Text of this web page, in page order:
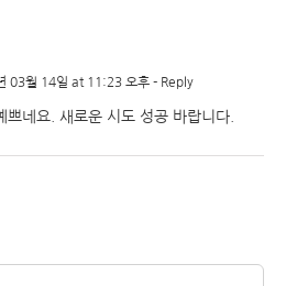
03월 14일 at 11:23 오후 - Reply
쁘네요. 새로운 시도 성공 바랍니다.